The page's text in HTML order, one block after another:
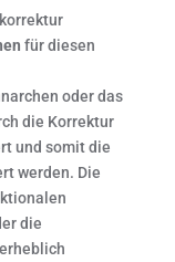
für diesen
oder das
die Korrektur
und somit die
werden. Die
die